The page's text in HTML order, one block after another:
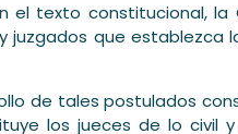
el texto constitucional, la
que establezca
de tales postulados
los jueces de lo civil